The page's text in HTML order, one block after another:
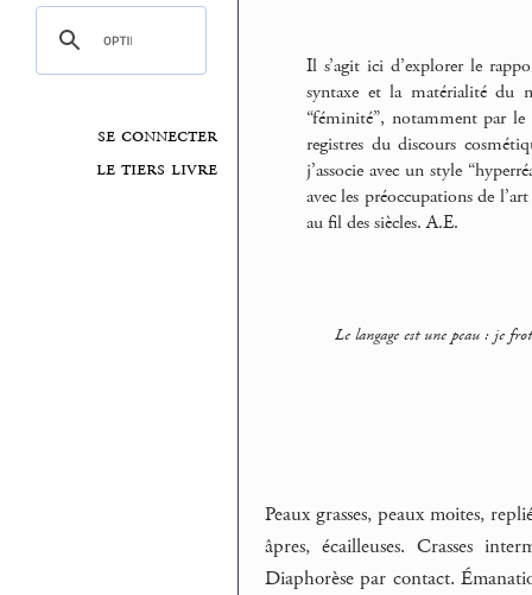
se connecter
le tiers livre
Il s’agit ici d’explorer le
syntaxe et la matérialité du
“féminité”, notamment par
registres du discours
j’associe avec un style
avec les préoccupations de
au fil des siècles. A.E.
Le langage est une peau : je
Peaux grasses, peaux moites,
âpres, écailleuses. Crasses
Diaphorèse par contact.